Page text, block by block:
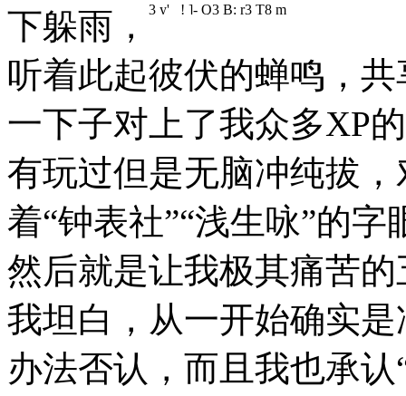
下躲雨，
3 y' _! ]- Q3 B: r3 T8 m
听着此起彼伏的蝉鸣，
一下子对上了我众多XP
有玩过但是无脑冲纯拔
着“钟表社”“浅生咏”的
然后就是让我极其痛苦
我坦白，从一开始确实
办法否认，而且我也承